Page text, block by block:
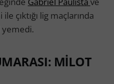
çıktığı lig maçlarında
yemedi.
MİLOT